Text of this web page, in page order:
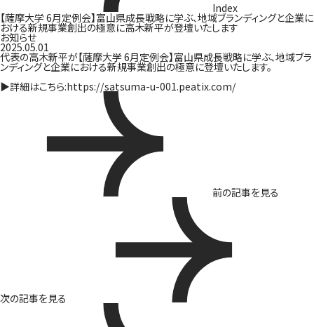
Index
【薩摩大学 6月定例会】富山県成長戦略に学ぶ、地域ブランディングと企業に
おける新規事業創出の極意に高木新平が登壇いたします
お知らせ
2025.05.01
代表の高木新平が【薩摩大学 6月定例会】富山県成長戦略に学ぶ、地域ブラ
ンディングと企業における新規事業創出の極意に登壇いたします。
▶詳細はこちら:https://satsuma-u-001.peatix.com/
前の記事を見る
次の記事を見る